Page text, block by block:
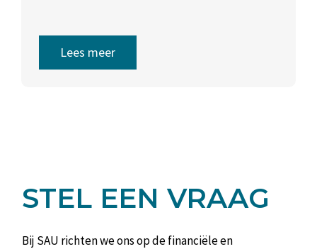
Lees meer
STEL EEN VRAAG
Bij SAU richten we ons op de financiële en